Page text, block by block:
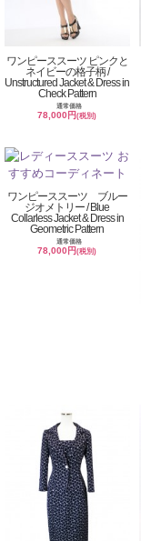
ワンピーススーツ ピンクと
ネイビーの格子柄 /
Unstructured Jacket & Dress in
Check Pattern
通常価格
78,000円(税別)
ワンピーススーツ ブルー
ジオメトリー / Blue
Collarless Jacket & Dress in
Geometric Pattern
通常価格
78,000円(税別)